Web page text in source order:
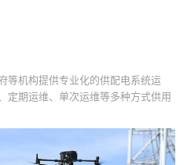
等机构提供专业化的供配电系统运
定期运维、单次运维等多种方式供用